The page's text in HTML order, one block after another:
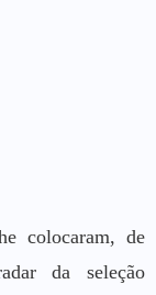
colocaram, de
da seleção